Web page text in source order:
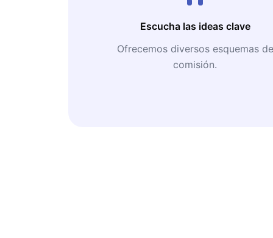
Escucha las ideas clave
Ofrecemos diversos esquemas de
comisión.